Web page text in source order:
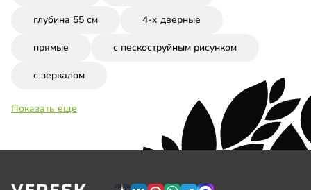
глубина 55 см 4-х дверные
прямые с пескоструйным рисунком
с зеркалом
Показать еще